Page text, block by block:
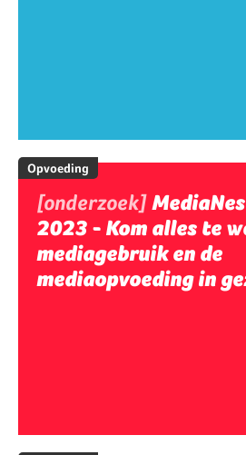
Opvoeding
[onderzoek]
2023 - Kom alles te
mediagebruik en de
mediaopvoeding in